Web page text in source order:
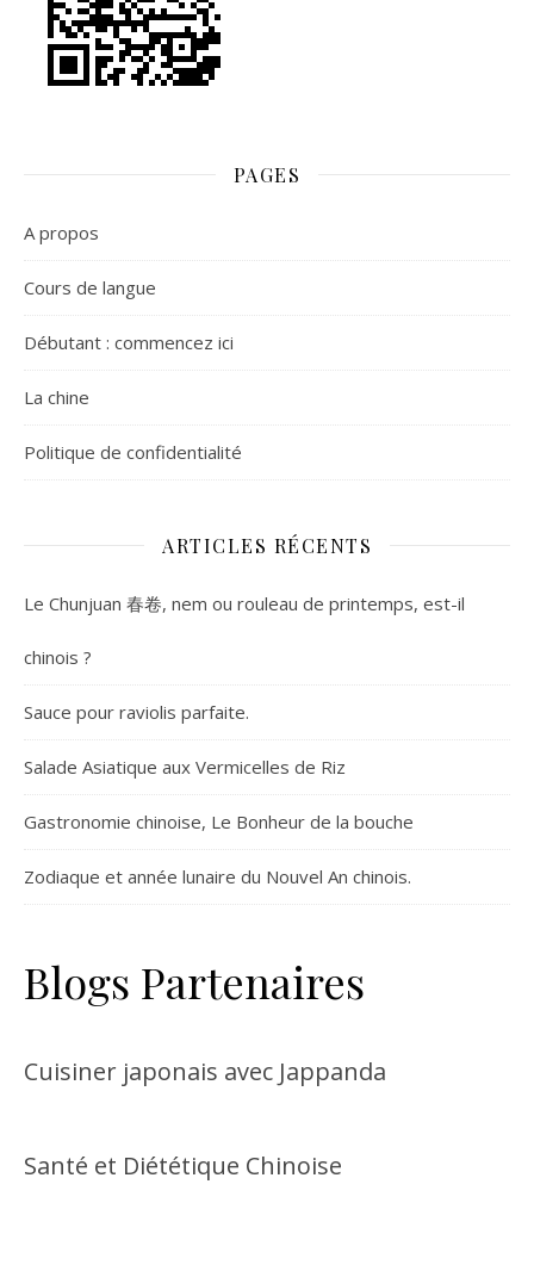
PAGES
A propos
Cours de langue
Débutant : commencez ici
La chine
Politique de confidentialité
ARTICLES RÉCENTS
Le Chunjuan 春卷, nem ou rouleau de printemps, est-il
chinois ?
Sauce pour raviolis parfaite.
Salade Asiatique aux Vermicelles de Riz
Gastronomie chinoise, Le Bonheur de la bouche
Zodiaque et année lunaire du Nouvel An chinois.
Blogs Partenaires
Cuisiner japonais avec Jappanda
Santé et Diététique Chinoise